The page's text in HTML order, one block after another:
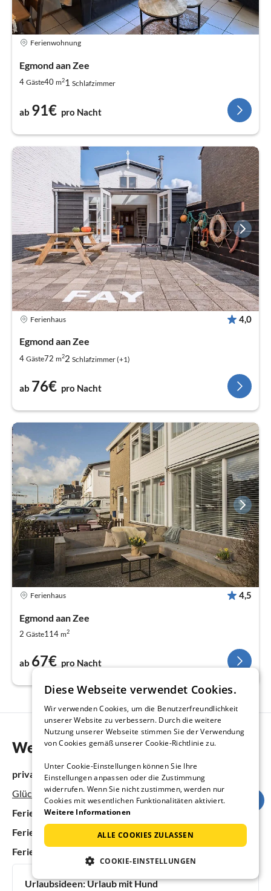
Ferienwohnung
Egmond aan Zee
4 Gäste40 m21 Schlafzimmer
ab 91€ pro Nacht
Ferienhaus 4,0
Egmond aan Zee
4 Gäste72 m22 Schlafzimmer (+1)
ab 76€ pro Nacht
Ferienhaus 4,5
Egmond aan Zee
2 Gäste114 m2
ab 67€ pro Nacht
Weitere Informationen
private Homepage:
Glücklich am Meer für 4 Personen
Ferienhäuser & Ferienwohnungen in den Niederlanden
Ferienhäuser & Ferienwohnungen in Nord-Holland
Ferienhäuser & Ferienwohnungen in Egmond aan Zee
Urlaubsideen:Urlaub mit Hund
Diese Webseite verwendet Cookies.
Wir verwenden Cookies, um die Benutzerfreundlichkeit
unserer Website zu verbessern. Durch die weitere
Nutzung unserer Webseite stimmen Sie der Verwendung
von Cookies gemäß unserer Cookie-Richtlinie zu.
Unter Cookie-Einstellungen können Sie Ihre
Einstellungen anpassen oder die Zustimmung
widerrufen. Wenn Sie nicht zustimmen, werden nur
Cookies mit wesentlichen Funktionalitäten aktiviert.
Weitere Informationen
ALLE COOKIES ZULASSEN
COOKIE-EINSTELLUNGEN